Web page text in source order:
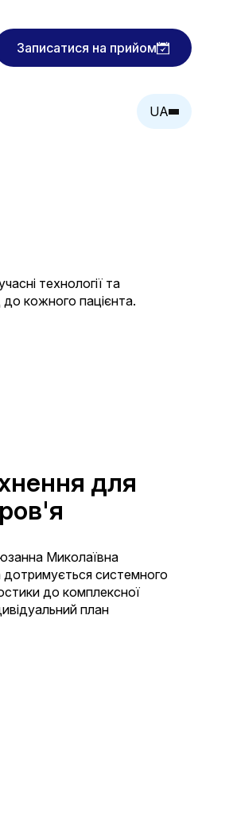
Записатися на прийом
UA
технології та
до кожного пацієнта.
для
Миколаївна
дотримується системного
до комплексної
план